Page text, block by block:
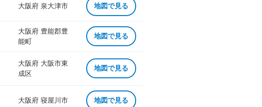
大阪府 泉大津市 地図で見る
大阪府 豊能郡豊
能町
地図で見る
大阪府 大阪市東
成区
地図で見る
大阪府 寝屋川市 地図で見る